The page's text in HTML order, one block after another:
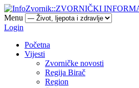
Menu
Login
Početna
Vijesti
Zvorničke novosti
Regija Birač
Region